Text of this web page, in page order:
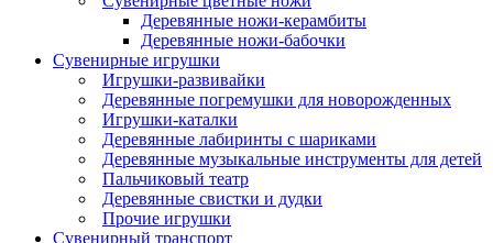
Деревянные ножи-керамбиты
Деревянные ножи-бабочки
Сувенирные игрушки
Игрушки-развивайки
Деревянные погремушки для новорожденных
Игрушки-каталки
Деревянные лабиринты с шариками
Деревянные музыкальные инструменты для детей
Пальчиковый театр
Деревянные свистки и дудки
Прочие игрушки
Сувенирный транспорт